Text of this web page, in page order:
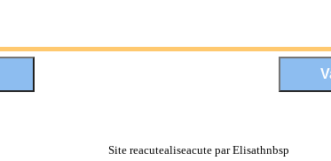
Site reacutealiseacute par Elisathnbsp